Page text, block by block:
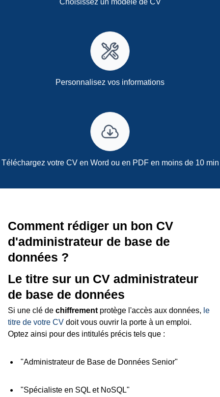
Personnalisez vos informations
Téléchargez votre CV en Word ou en PDF en moins de 10 min
Comment rédiger un bon CV
d'administrateur de base de
données ?
Le titre sur un CV administrateur
de base de données
Si une clé de chiffrementprotège l'accès aux données, le
titre de votre CV doit vous ouvrir la porte à un emploi.
Optez ainsi pour des intitulés précis tels que :
"Administrateur de Base de Données Senior"
"Spécialiste en SQL et NoSQL"